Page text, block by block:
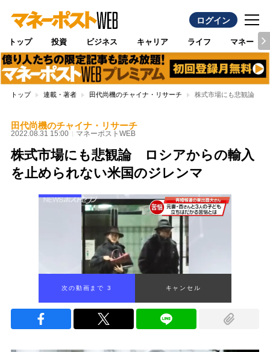
ログイン
トップ 投資 ビジネス キャリア ライフ マネー
トップ 連載・著者 田代尚機のチャイナ・リサーチ 株式市場にも悲観論 ロ
田代尚機のチャイナ・リサーチ
2022.08.31 15:00 マネーポストWEB
株式市場にも悲観論 ロシアからの輸入
を止められない米国のジレンマ
次の動画まで 2 キャンセル